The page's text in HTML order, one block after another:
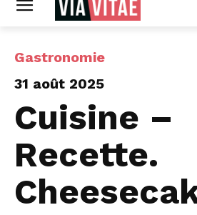
Gastronomie
31 août 2025
Cuisine –
Recette.